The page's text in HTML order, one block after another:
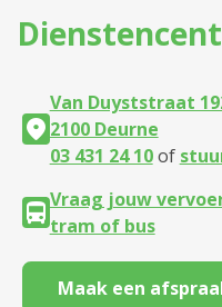
Van Duyststraat
2100 Deurne
03 431 24 10of
Vraag jouw
tram of bus
Maak een